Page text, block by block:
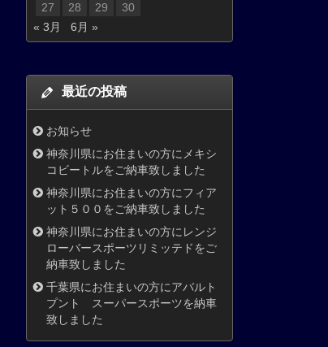
27
28 29
30
« 3月
6月 »
最近の投稿
お知らせ
神奈川県にお住まいの方にメキシ
コビートルをご納車致しました
神奈川県にお住まいの方にフィア
ット５００をご納車致しました
神奈川県にお住まいの方にレンジ
ローバースポーツリミッテドをご
納車致しました
千葉県にお住まいの方にアバルト
プント スーパースポーツを納車
致しました